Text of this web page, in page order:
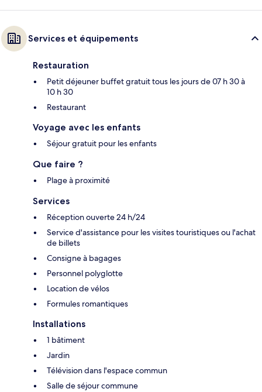
Services et équipements
Restauration
Petit déjeuner buffet gratuit tous les jours de 07 h 30 à
10 h 30
Restaurant
Voyage avec les enfants
Séjour gratuit pour les enfants
Que faire ?
Plage à proximité
Services
Réception ouverte 24 h/24
Service d'assistance pour les visites touristiques ou l'achat
de billets
Consigne à bagages
Personnel polyglotte
Location de vélos
Formules romantiques
Installations
1 bâtiment
Jardin
Télévision dans l'espace commun
Salle de séjour commune